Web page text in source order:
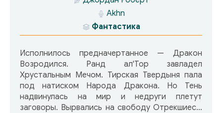
Akhn
Фантастика
Исполнилось предначертанное — Дракон
Возродился. Ранд ал'Тор завладел
Хрустальным Мечом. Тирская Твердыня пала
под натиском Народа Дракона. Но Тень
надвинулась на мир и недруги плетут
заговоры. Вырвались на свободу Отрекшиеся,